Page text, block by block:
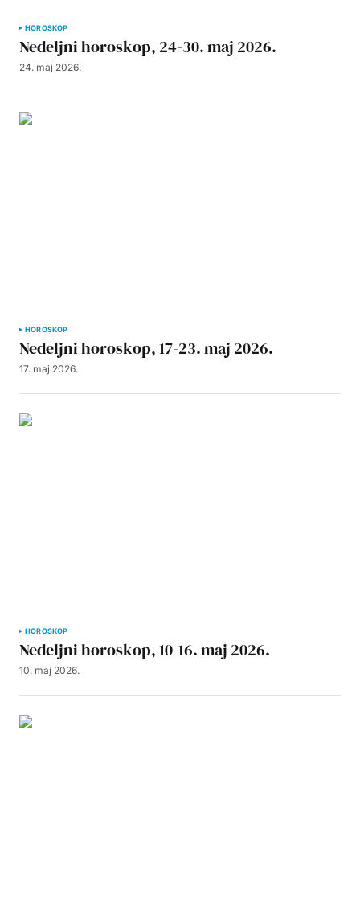
HOROSKOP
Nedeljni horoskop, 24-30. maj 2026.
24. maj 2026.
HOROSKOP
Nedeljni horoskop, 17-23. maj 2026.
17. maj 2026.
HOROSKOP
Nedeljni horoskop, 10-16. maj 2026.
10. maj 2026.